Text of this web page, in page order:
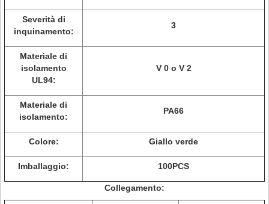
Severità di
inquinamento:
3
Materiale di
isolamento
UL94:
V 0 o V 2
Materiale di
isolamento:
PA66
Colore: Giallo verde
Imballaggio: 100PCS
Collegamento: